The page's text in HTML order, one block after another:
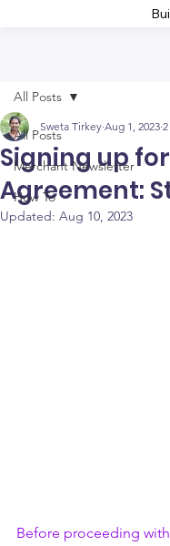
All Posts
Merchant Newsletter
How To
All Posts
Signing up
Agreement:
Sweta Tirkey Aug 1, 2023
Updated: Aug 10, 2023
Before proceeding